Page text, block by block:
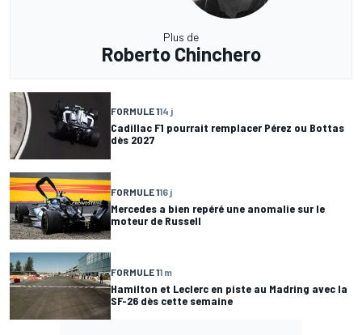
Plus de
Roberto Chinchero
FORMULE 114 j
Cadillac F1 pourrait remplacer Pérez ou Bottas
dès 2027
FORMULE 116 j
Mercedes a bien repéré une anomalie sur le
moteur de Russell
FORMULE 11 m
Hamilton et Leclerc en piste au Madring avec la
SF-26 dès cette semaine